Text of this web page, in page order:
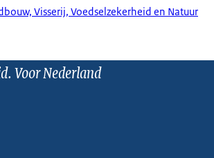
Visserij, Voedselzekerheid en Natuur
Voor Nederland